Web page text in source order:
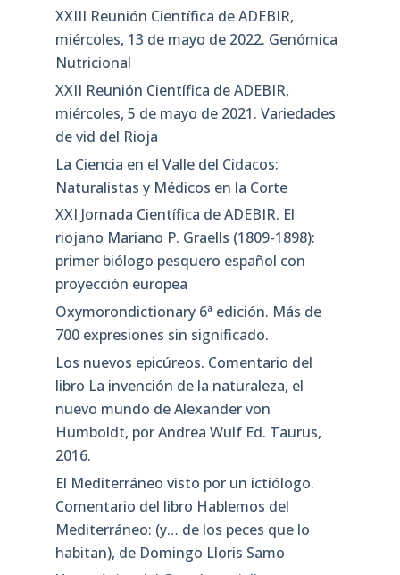
XXIII Reunión Científica de ADEBIR,
miércoles, 13 de mayo de 2022. Genómica
Nutricional
XXII Reunión Científica de ADEBIR,
miércoles, 5 de mayo de 2021. Variedades
de vid del Rioja
La Ciencia en el Valle del Cidacos:
Naturalistas y Médicos en la Corte
XXI Jornada Científica de ADEBIR. El
riojano Mariano P. Graells (1809-1898):
primer biólogo pesquero español con
proyección europea
Oxymorondictionary 6ª edición. Más de
700 expresiones sin significado.
Los nuevos epicúreos. Comentario del
libro La invención de la naturaleza, el
nuevo mundo de Alexander von
Humboldt, por Andrea Wulf Ed. Taurus,
2016.
El Mediterráneo visto por un ictiólogo.
Comentario del libro Hablemos del
Mediterráneo: (y… de los peces que lo
habitan), de Domingo Lloris Samo